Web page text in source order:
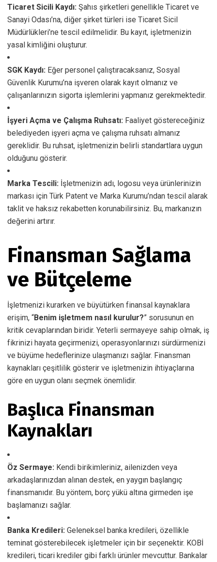
Ticaret Sicili Kaydı: Şahıs şirketleri genellikle Ticaret ve
Sanayi Odası’na, diğer şirket türleri ise Ticaret Sicil
Müdürlükleri’ne tescil edilmelidir. Bu kayıt, işletmenizin
yasal kimliğini oluşturur.
SGK Kaydı: Eğer personel çalıştıracaksanız, Sosyal
Güvenlik Kurumu’na işveren olarak kayıt olmanız ve
çalışanlarınızın sigorta işlemlerini yapmanız gerekmektedir.
İşyeri Açma ve Çalışma Ruhsatı: Faaliyet göstereceğiniz
belediyeden işyeri açma ve çalışma ruhsatı almanız
gereklidir. Bu ruhsat, işletmenizin belirli standartlara uygun
olduğunu gösterir.
Marka Tescili: İşletmenizin adı, logosu veya ürünlerinizin
markası için Türk Patent ve Marka Kurumu’ndan tescil alarak
taklit ve haksız rekabetten korunabilirsiniz. Bu, markanızın
değerini artırır.
Finansman Sağlama
ve Bütçeleme
İşletmenizi kurarken ve büyütürken finansal kaynaklara
erişim, “Benim işletmem nasıl kurulur?” sorusunun en
kritik cevaplarından biridir. Yeterli sermayeye sahip olmak, iş
fikrinizi hayata geçirmenizi, operasyonlarınızı sürdürmenizi
ve büyüme hedeflerinize ulaşmanızı sağlar. Finansman
kaynakları çeşitlilik gösterir ve işletmenizin ihtiyaçlarına
göre en uygun olanı seçmek önemlidir.
Başlıca Finansman
Kaynakları
Öz Sermaye: Kendi birikimleriniz, ailenizden veya
arkadaşlarınızdan alınan destek, en yaygın başlangıç
finansmanıdır. Bu yöntem, borç yükü altına girmeden işe
başlamanızı sağlar.
Banka Kredileri: Geleneksel banka kredileri, özellikle
teminat gösterebilecek işletmeler için bir seçenektir. KOBİ
kredileri, ticari krediler gibi farklı ürünler mevcuttur. Bankalar